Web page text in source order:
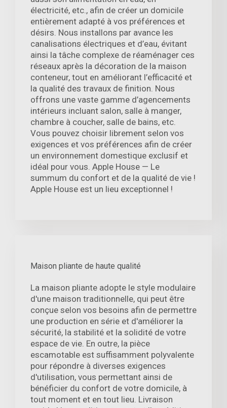
électricité, etc., afin de créer un domicile
entièrement adapté à vos préférences et
désirs. Nous installons par avance les
canalisations électriques et d’eau, évitant
ainsi la tâche complexe de réaménager ces
réseaux après la décoration de la maison
conteneur, tout en améliorant l’efficacité et
la qualité des travaux de finition. Nous
offrons une vaste gamme d’agencements
intérieurs incluant salon, salle à manger,
chambre à coucher, salle de bains, etc.
Vous pouvez choisir librement selon vos
exigences et vos préférences afin de créer
un environnement domestique exclusif et
idéal pour vous. Apple House — Le
summum du confort et de la qualité de vie !
Apple House est un lieu exceptionnel !
Maison pliante de haute qualité
La maison pliante adopte le style modulaire
d'une maison traditionnelle, qui peut être
conçue selon vos besoins afin de permettre
une production en série et d'améliorer la
sécurité, la stabilité et la solidité de votre
espace de vie. En outre, la pièce
escamotable est suffisamment polyvalente
pour répondre à diverses exigences
d'utilisation, vous permettant ainsi de
bénéficier du confort de votre domicile, à
tout moment et en tout lieu. Livraison